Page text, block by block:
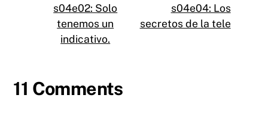
s04e02: Solo
tenemos un
indicativo.
s04e04: Los
secretos de la tele
11 Comments